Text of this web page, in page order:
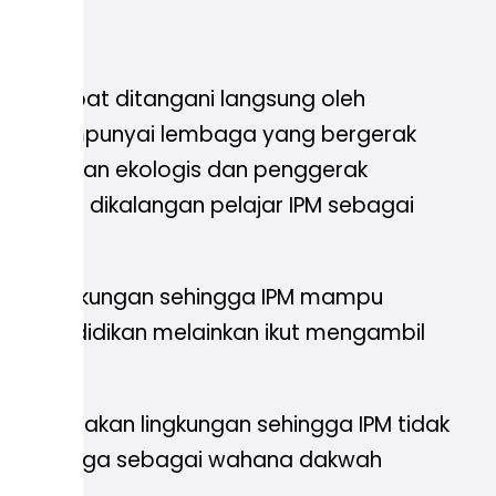
dapat ditangani langsung oleh
mempunyai lembaga yang bergerak
jaringan ekologis dan penggerak
hidup dikalangan pelajar IPM sebagai
lingkungan sehingga IPM mampu
pendidikan melainkan ikut mengambil
kerusakan lingkungan sehingga IPM tidak
juga sebagai wahana dakwah